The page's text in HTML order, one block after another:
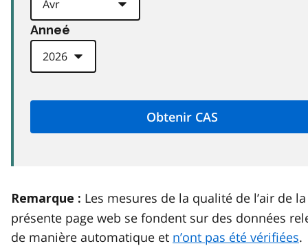
Anneé
Remarque : Les mesures de la qualité de l’air de la
présente page web se fondent sur des données
de manière automatique et n’ont pas été vérifiées.